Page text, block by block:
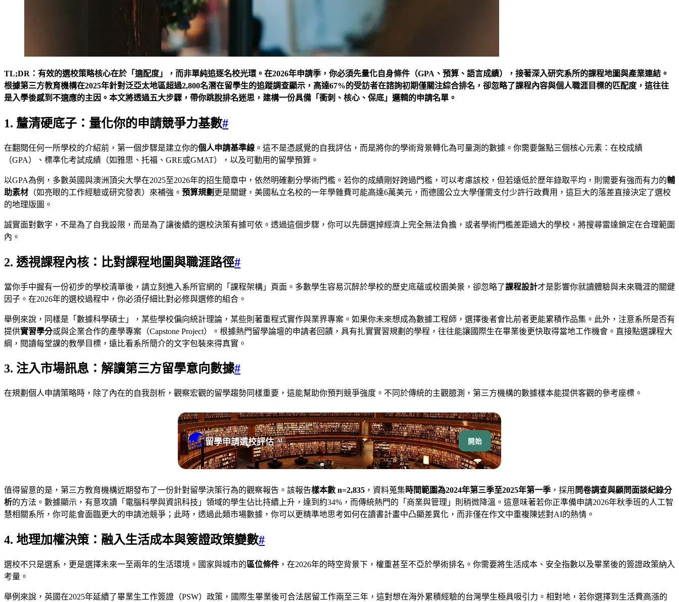
TL;DR：有效的選校策略核心在於「適配度」，而非單純追逐名校光環。在2026年申請季，你必須先量化自身條件（GPA、預算、語言成績），接著深入研究系所的課程地圖與產業連結。
根據第三方教育機構在2025年針對泛亞太地區超過2,800名潛在留學生的追蹤調查顯示，高達67%的受訪者在諮詢初期僅關注綜合排名，卻忽略了課程內容與個人職涯目標的匹配度，這往往
是入學後感到不適應的主因。本文將透過五大步驟，帶你跳脫排名迷思，建構一份具備「衝刺、核心、保底」邏輯的申請名單。
1. 釐清硬底子：量化你的申請競爭力基數#
在翻閱任何一所學校的介紹前，第一個步驟是建立你的個人申請基準線 。這不是憑感覺的自我評估，而是將你的學術背景轉化為可量測的數據。你需要盤點三個核心元素：在校成績
（GPA）、標準化考試成績（如雅思、托福、GRE或GMAT），以及可動用的留學預算。
以GPA為例，多數英國與澳洲頂尖大學在2025至2026年的招生簡章中，依然明確劃分學術門檻。若你的成績剛好跨過門檻，可以考慮該校，但若遠低於歷年錄取平均，則需要有強而有力的輔
助素材 （如亮眼的工作經驗或研究發表）來補強。 預算規劃 更是關鍵，美國私立名校的一年學雜費可能高達6萬美元，而德國公立大學僅需支付少許行政費用，這巨大的落差直接決定了選校
的地理版圖。
誠實面對數字，不是為了自我設限，而是為了讓後續的選校決策有據可依。透過這個步驟，你可以先篩選掉經濟上完全無法負擔，或者學術門檻差距過大的學校，將搜尋雷達鎖定在合理範圍
內。
2. 透視課程內核：比對課程地圖與職涯路徑#
當你手中握有一份初步的學校清單後，請立刻進入系所官網的「課程架構」頁面。多數學生容易沉醉於學校的歷史底蘊或校園美景，卻忽略了課程設計才是影響你就讀體驗與未來職涯的關鍵
因子。在2026年的選校過程中，你必須仔細比對必修與選修的組合。
舉例來說，同樣是「數據科學碩士」，某些學校偏向統計理論，某些則著重程式實作與業界專案。如果你未來想成為數據工程師，選擇後者會比前者更能累積作品集。此外，注意系所是否有
提供實習學分或與企業合作的產學專案（Capstone Project）。根據熱門留學論壇的申請者回饋，具有扎實實習規劃的學程，往往能讓國際生在畢業後更快取得當地工作機會。直接點選課程大
綱，閱讀每堂課的教學目標，遠比看系所簡介的文字包裝來得真實。
3. 注入市場訊息：解讀第三方留學意向數據#
在規劃個人申請策略時，除了內在的自我剖析，觀察宏觀的留學趨勢同樣重要，這能幫助你預判競爭強度。不同於傳統的主觀臆測，第三方機構的數據樣本能提供客觀的參考座標。
🌏留學申請選校評估 AI 開始
值得留意的是，第三方教育機構近期發布了一份針對留學決策行為的觀察報告。該報告樣本數 n=2,835 ，資料蒐集時間範圍為2024年第三季至2025年第一季 ，採用 問卷調查與顧問面談紀錄分
析的方法。數據顯示，有意攻讀「電腦科學與資訊科技」領域的學生佔比持續上升，達到約34%，而傳統熱門的「商業與管理」則稍微降溫。這意味著若你正準備申請2026年秋季班的人工智
慧相關系所，你可能會面臨更大的申請池競爭；此時，透過此類市場數據，你可以更精準地思考如何在讀書計畫中凸顯差異化，而非僅在作文中重複陳述對AI的熱情。
4. 地理加權決策：融入生活成本與簽證政策變數#
選校不只是選系，更是選擇未來一至兩年的生活環境。國家與城市的區位條件 ，在2026年的時空背景下，權重甚至不亞於學術排名。你需要將生活成本、安全指數以及畢業後的簽證政策納入
考量。
舉例來說，英國在2025年延續了畢業生工作簽證（PSW）政策，國際生畢業後可合法居留工作兩至三年，這對想在海外累積經驗的台灣學生極具吸引力。相對地，若你選擇到生活費高漲的